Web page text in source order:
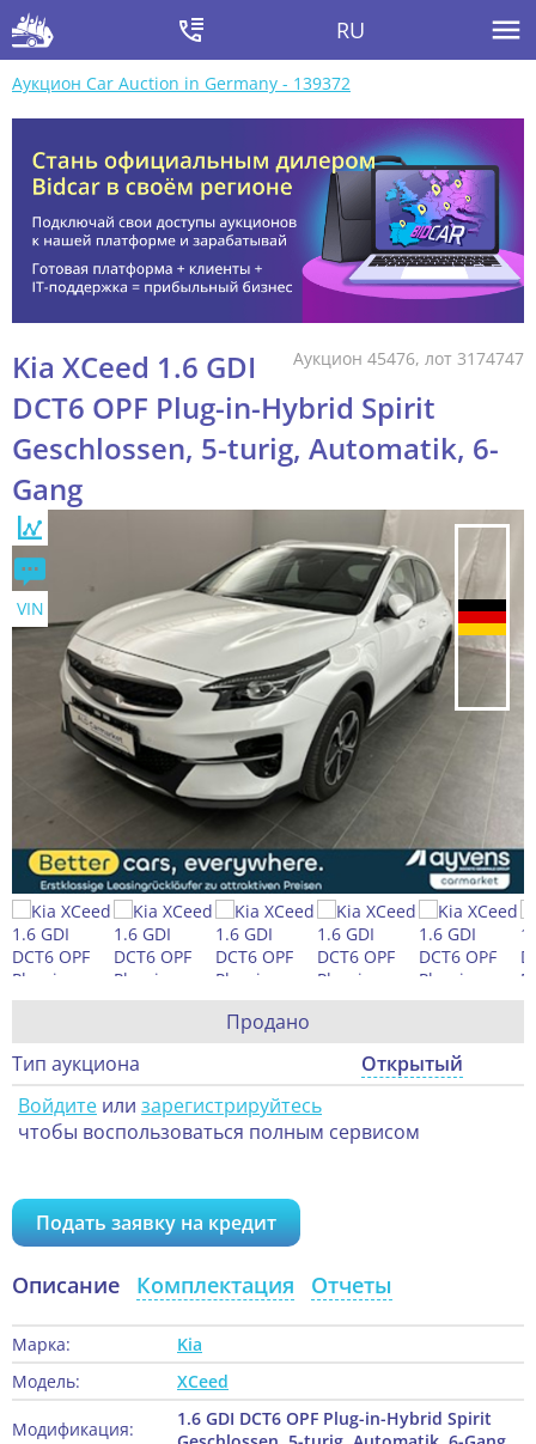
RU
Аукцион Car Auction in Germany - 139372
Аукцион 45476, лот 3174747
Kia XCeed 1.6 GDI
DCT6 OPF Plug-in-Hybrid Spirit
Geschlossen, 5-turig, Automatik, 6-
Gang
VIN
Продано
Тип аукциона
Открытый
Войдите или зарегистрируйтесь
чтобы воспользоваться полным сервисом
Подать заявку на кредит
Описание Комплектация Отчеты
Марка:
Kia
Модель:
XCeed
Модификация:
1.6 GDI DCT6 OPF Plug-in-Hybrid Spirit